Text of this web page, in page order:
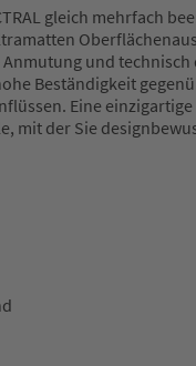
gleich mehrfach
und technisch
Beständigkeit
Eine
mit der Sie